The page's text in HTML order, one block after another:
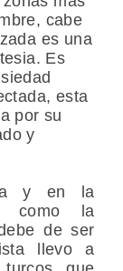
cabe
es una
Es
esta
por su
y
y en la
como la
de ser
llevo a